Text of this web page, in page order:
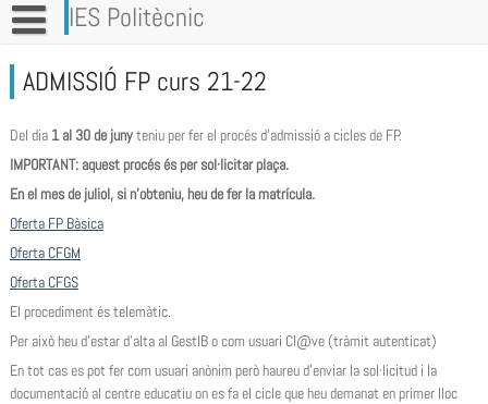
Vés
IES Politècnic
ADMISSIÓ FP curs 21-22
Del dia 1 al 30 de junyteniu per fer el procés d’admissió a cicles de FP.
IMPORTANT: aquest procés és per sol·licitar plaça.
En el mes de juliol, si n’obteniu, heu de fer la matrícula.
Oferta FP Bàsica
Oferta CFGM
Oferta CFGS
El procediment és telemàtic.
Per això heu d’estar d’alta al GestIB o com usuari Cl@ve (tràmit autenticat)
En tot cas es pot fer com usuari anònim però haureu d’enviar la sol·licitud i la
documentació al centre educatiu on es fa el cicle que heu demanat en primer lloc